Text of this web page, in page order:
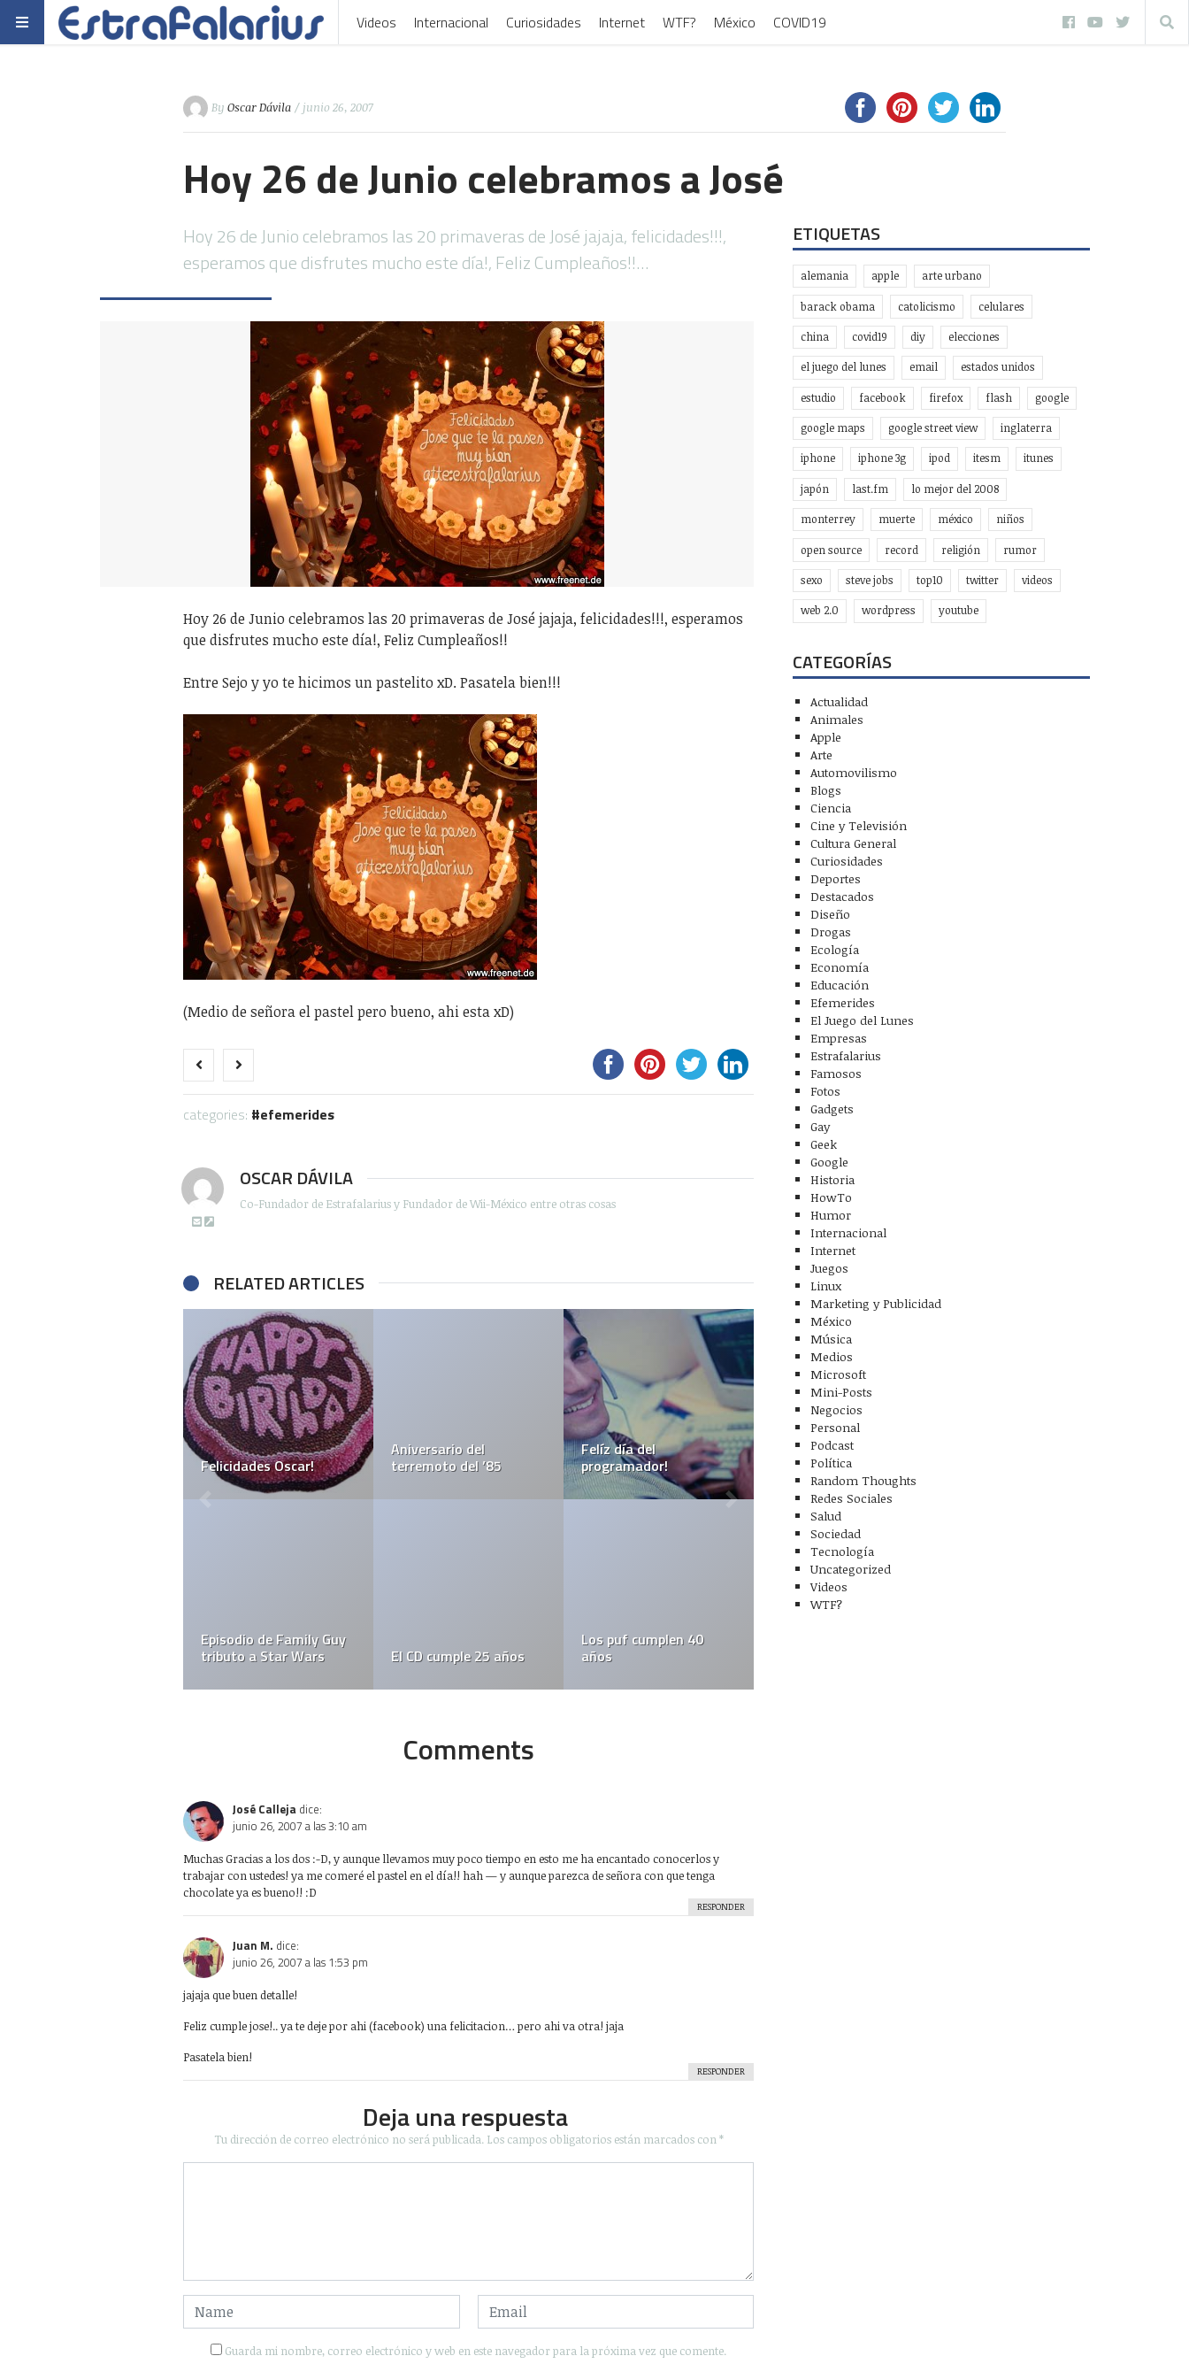
Videos Internacional Curiosidades Internet WTF? México COVID19
By Oscar Dávila / junio 26, 2007
Hoy 26 de Junio celebramos a José
Hoy 26 de Junio celebramos las 20 primaveras de José jajaja, felicidades!!!,
esperamos que disfrutes mucho este día!, Feliz Cumpleaños!!…
Hoy 26 de Junio celebramos las 20 primaveras de José jajaja, felicidades!!!, esperamos
que disfrutes mucho este día!, Feliz Cumpleaños!!
Entre Sejo y yo te hicimos un pastelito xD. Pasatela bien!!!
(Medio de señora el pastel pero bueno, ahi esta xD)
categories: efemerides
OSCAR DÁVILA
Co-Fundador de Estrafalarius y Fundador de Wii-México entre otras cosas
RELATED ARTICLES
Aniversario del
terremoto del ’85
Felíz día del
programador!
Episodio de Family Guy
El CD cumple 25 años años
Aniversario BASICO Día del orgullo friki
30 Aniversario de la
Comments
José Calleja dice:
junio 26, 2007 a las 3:10 am
Muchas Gracias a los dos :-D, y aunque llevamos muy poco tiempo en esto me ha encantado conocerlos y
trabajar con ustedes! ya me comeré el pastel en el día!! hah — y aunque parezca de señora con que tenga
chocolate ya es bueno!! :D
RESPONDER
Juan M. dice:
junio 26, 2007 a las 1:53 pm
jajaja que buen detalle!
Feliz cumple jose!.. ya te deje por ahi (facebook) una felicitacion… pero ahi va otra! jaja
Pasatela bien!
RESPONDER
Deja una respuesta
Tu dirección de correo electrónico no será publicada. Los campos obligatorios están marcados con*
Guarda mi nombre, correo electrónico y web en este navegador para la próxima vez que comente.
ETIQUETAS
alemania apple arte urbano
barack obama catolicismo celulares
china covid19 diy elecciones
el juego del lunes email estados unidos
estudio facebook firefox flash google
google maps google street view inglaterra
iphone iphone 3g ipod itesm itunes
japón last.fm lo mejor del 2008
monterrey muerte méxico niños
open source record religión rumor
sexo steve jobs top10 twitter videos
web 2.0 wordpress youtube
CATEGORÍAS
Actualidad
Animales
Apple
Arte
Automovilismo
Blogs
Ciencia
Cine y Televisión
Cultura General
Curiosidades
Deportes
Destacados
Diseño
Drogas
Ecología
Economía
Educación
Efemerides
El Juego del Lunes
Empresas
Estrafalarius
Famosos
Fotos
Gadgets
Gay
Geek
Google
Historia
HowTo
Humor
Internacional
Internet
Juegos
Linux
Marketing y Publicidad
México
Música
Medios
Microsoft
Mini-Posts
Negocios
Personal
Podcast
Política
Random Thoughts
Redes Sociales
Salud
Sociedad
Tecnología
Uncategorized
Videos
WTF?